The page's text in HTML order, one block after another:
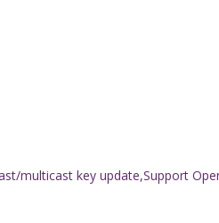
multicast key update,Support